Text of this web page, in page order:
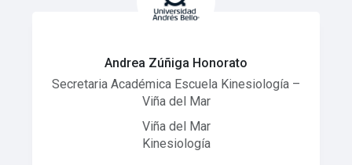
Andrea Zúñiga Honorato
Secretaria Académica Escuela Kinesiología –
Viña del Mar
Viña del Mar
Kinesiología